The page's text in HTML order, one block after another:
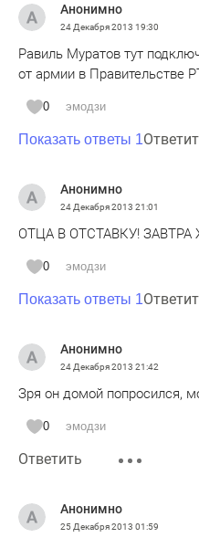
Анонимно
24 Декабря 2013 19:30
Равиль Муратов тут
от армии в Правительстве
0 эмодзи
Показать ответы 1
Анонимно
24 Декабря 2013 21:01
ОТЦА В ОТСТАВКУ! ЗАВТРА
0 эмодзи
Показать ответы 1
Анонимно
24 Декабря 2013 21:42
Зря он домой попросился,
0 эмодзи
Ответить
Анонимно
25 Декабря 2013 01:59